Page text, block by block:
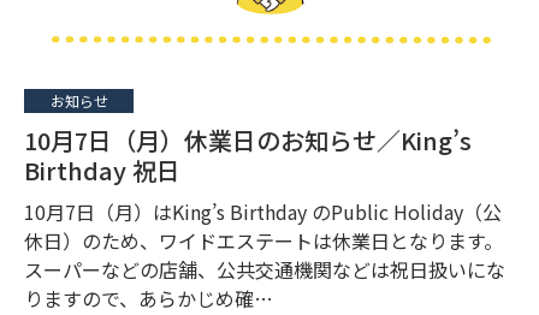
お知らせ
10月7日（月）休業日のお知らせ／King’s
Birthday 祝日
10月7日（月）はKing’s Birthday のPublic Holiday（公
休日）のため、ワイドエステートは休業日となります。
スーパーなどの店舗、公共交通機関などは祝日扱いにな
りますので、あらかじめ確…